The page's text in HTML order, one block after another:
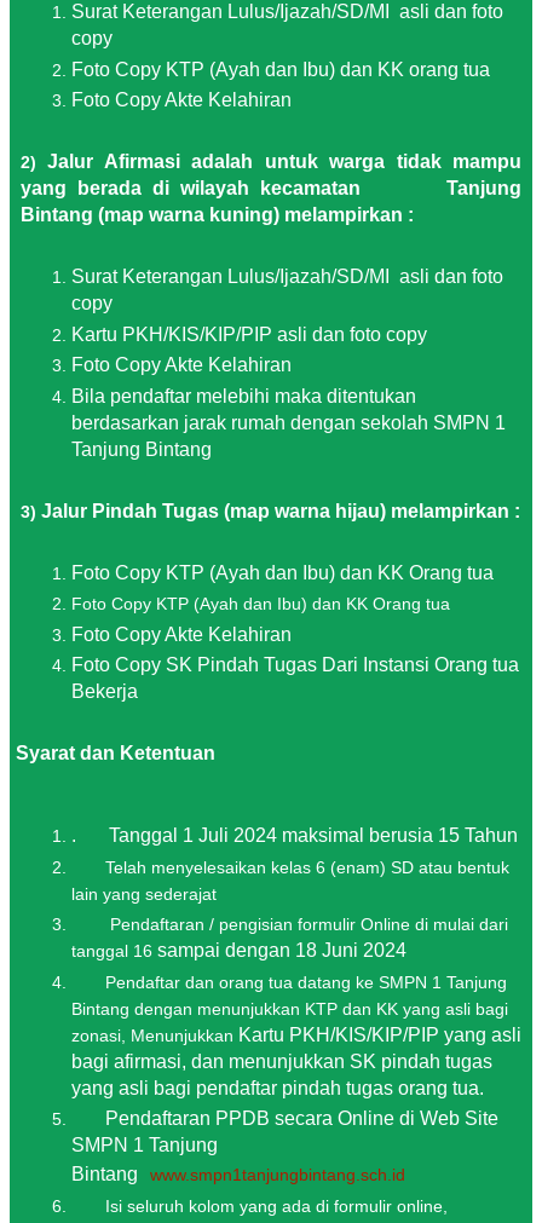
Surat Keterangan Lulus/Ijazah/SD/MI asli dan foto
copy
Foto Copy KTP (Ayah dan Ibu) dan KK orang tua
Foto Copy Akte Kelahiran
2)Jalur Afirmasi adalah untuk warga tidak mampu
yang berada di wilayah kecamatan Tanjung
Bintang (map warna kuning) melampirkan :
Surat Keterangan Lulus/Ijazah/SD/MI asli dan foto
copy
Kartu PKH/KIS/KIP/PIP asli dan foto copy
Foto Copy Akte Kelahiran
Bila pendaftar melebihi maka ditentukan
berdasarkan jarak rumah dengan sekolah SMPN 1
Tanjung Bintang
3) Jalur Pindah Tugas (map warna hijau) melampirkan :
Foto Copy KTP (Ayah dan Ibu) dan KK Orang tua
Foto Copy KTP (Ayah dan Ibu) dan KK Orang tua
Foto Copy Akte Kelahiran
Foto Copy SK Pindah Tugas Dari Instansi Orang tua
Bekerja
dan Ketentuan
. Tanggal 1 Juli 2024 maksimal berusia 15 Tahun
Telah menyelesaikan kelas 6 (enam) SD atau bentuk
lain yang sederajat
Pendaftaran / pengisian formulir Online di mulai dari
tanggal 16 sampai dengan 18 Juni 2024
Pendaftar dan orang tua datang ke SMPN 1 Tanjung
Bintang dengan menunjukkan KTP dan KK yang asli bagi
zonasi, Menunjukkan Kartu PKH/KIS/KIP/PIP yang asli
bagi afirmasi, dan menunjukkan SK pindah tugas
yang asli bagi pendaftar pindah tugas orang tua.
Pendaftaran PPDB secara Online di Web Site
SMPN 1 Tanjung
Bintang
www.smpn1tanjungbintang.sch.id
Isi seluruh kolom yang ada di formulir online,